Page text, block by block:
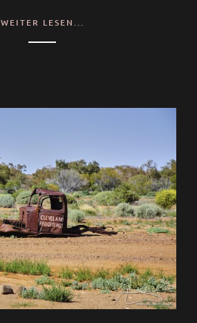
WEITER LESEN...